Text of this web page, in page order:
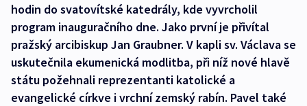
hodin do svatovítské katedrály, kde vyvrcholil
program inauguračního dne. Jako první je přivítal
pražský arcibiskup Jan Graubner. V kapli sv. Václava se
uskutečnila ekumenická modlitba, při níž nové hlavě
státu požehnali reprezentanti katolické a
evangelické církve i vrchní zemský rabín. Pavel také